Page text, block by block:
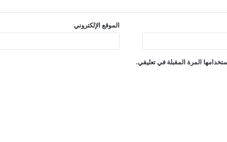
الموقع الإلكتروني
المرة المقبلة في تعليقي.